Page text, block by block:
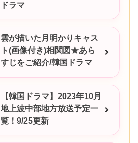
ドラマ
雲が描いた月明かりキャス
ト(画像付き)相関図★あら
すじをご紹介/韓国ドラマ
【韓国ドラマ】2023年10月
地上波中部地方放送予定一
覧！9/25更新